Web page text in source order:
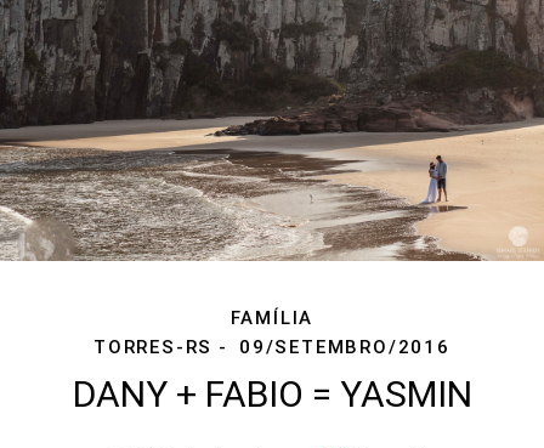
FAMÍLIA
TORRES-RS
09/SETEMBRO/2016
DANY + FABIO = YASMIN